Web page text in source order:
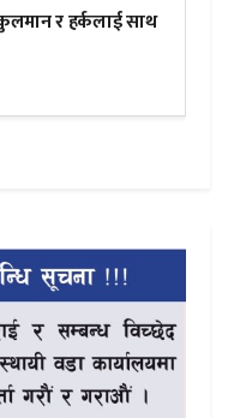
र हर्कलाई साथ